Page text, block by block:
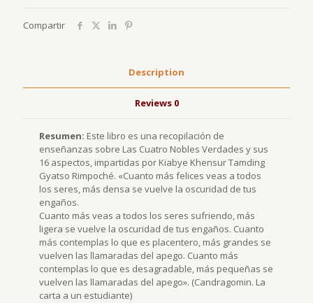
aspectos
Compartir
Description
Reviews 0
Resumen: Este libro es una recopilación de
enseñanzas sobre Las Cuatro Nobles Verdades y sus
16 aspectos, impartidas por Kiabye Khensur Tamding
Gyatso Rimpoché. «Cuanto más felices veas a todos
los seres, más densa se vuelve la oscuridad de tus
engaños.
Cuanto más veas a todos los seres sufriendo, más
ligera se vuelve la oscuridad de tus engaños. Cuanto
más contemplas lo que es placentero, más grandes se
vuelven las llamaradas del apego. Cuanto más
contemplas lo que es desagradable, más pequeñas se
vuelven las llamaradas del apego». (Candragomin. La
carta a un estudiante)